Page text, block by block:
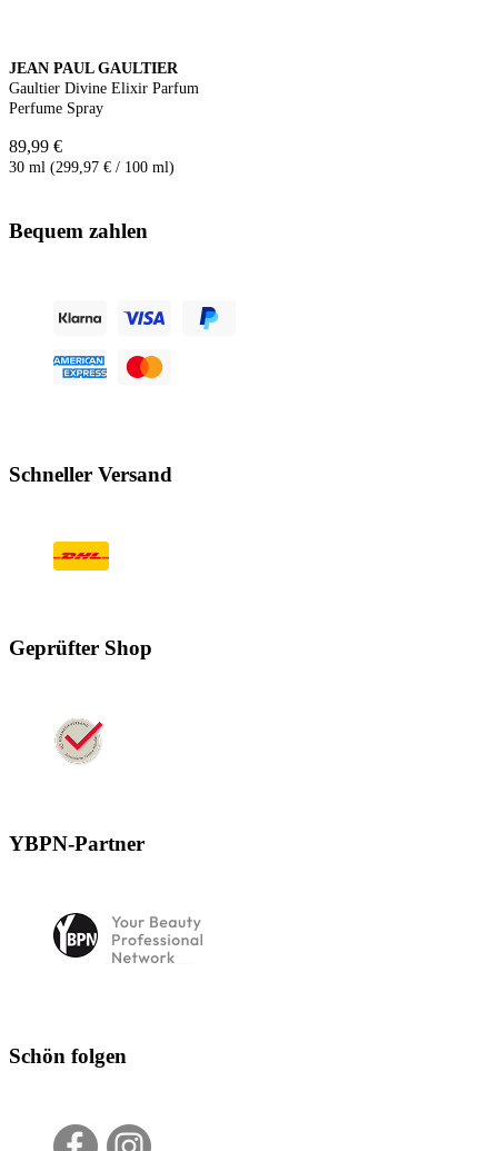
JEAN PAUL GAULTIER
Gaultier Divine Elixir Parfum
Perfume Spray
89,99 €
30 ml (299,97 € / 100 ml)
Bequem zahlen
Schneller Versand
Geprüfter Shop
YBPN-Partner
Schön folgen